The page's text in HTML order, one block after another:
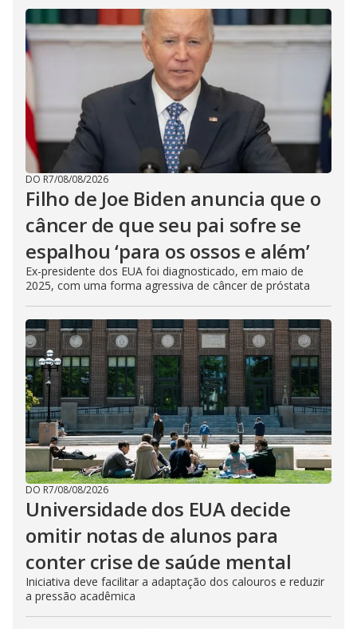
DO R7/08/08/2026
Filho de Joe Biden anuncia que o
câncer de que seu pai sofre se
espalhou ‘para os ossos e além’
Ex-presidente dos EUA foi diagnosticado, em maio de
2025, com uma forma agressiva de câncer de próstata
DO R7/08/08/2026
Universidade dos EUA decide
omitir notas de alunos para
conter crise de saúde mental
Iniciativa deve facilitar a adaptação dos calouros e reduzir
a pressão acadêmica